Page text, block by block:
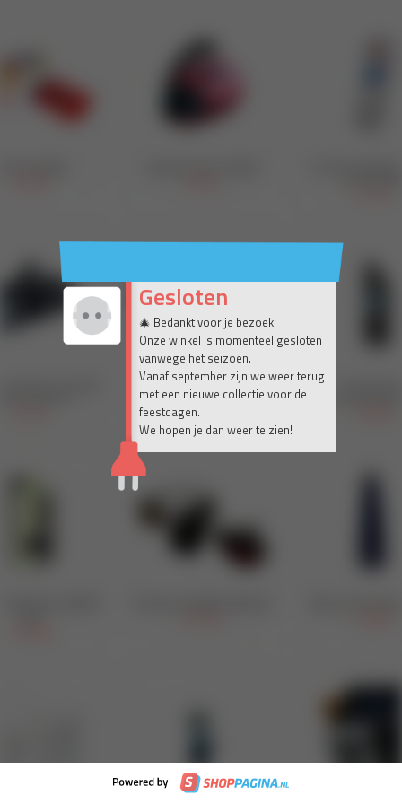
Gesloten
🎄 Bedankt voor je bezoek!
Onze winkel is momenteel gesloten
vanwege het seizoen.
Vanaf september zijn we weer terug
met een nieuwe collectie voor de
feestdagen.
We hopen je dan weer te zien!